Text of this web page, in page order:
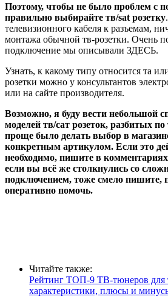
Поэтому, чтобы не было проблем с
правильно выбирайте тв/sat розетку
телевизионного кабеля к разъемам,
монтажа обычной тв-розетки. Очень
подключение мы описывали ЗДЕСЬ.
Узнать, к какому типу относится та
розетки можно у консультантов
или на сайте производителя.
Возможно, я буду вести небольшой
моделей тв/сат розеток, разбитых
проще было делать выбор в
конкретным артикулом. Если это
необходимо, пишите в
если вы всё же столкнулись со
подключением, тоже смело пишите,
оперативно помочь.
Читайте также:
Рейтинг ТОП-9 ТВ-тюнеров для
характеристики, плюсы и